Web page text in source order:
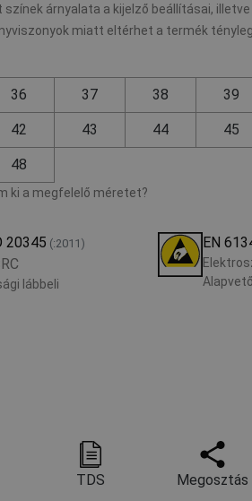
árnyalata a kijelző beállításai,
miatt eltérhet a termék
36 37 38 39
42 43 44 45
48
ki a megfelelő méretet?
20345 (:2011)
lábbeli
EN
TDS Megosztás